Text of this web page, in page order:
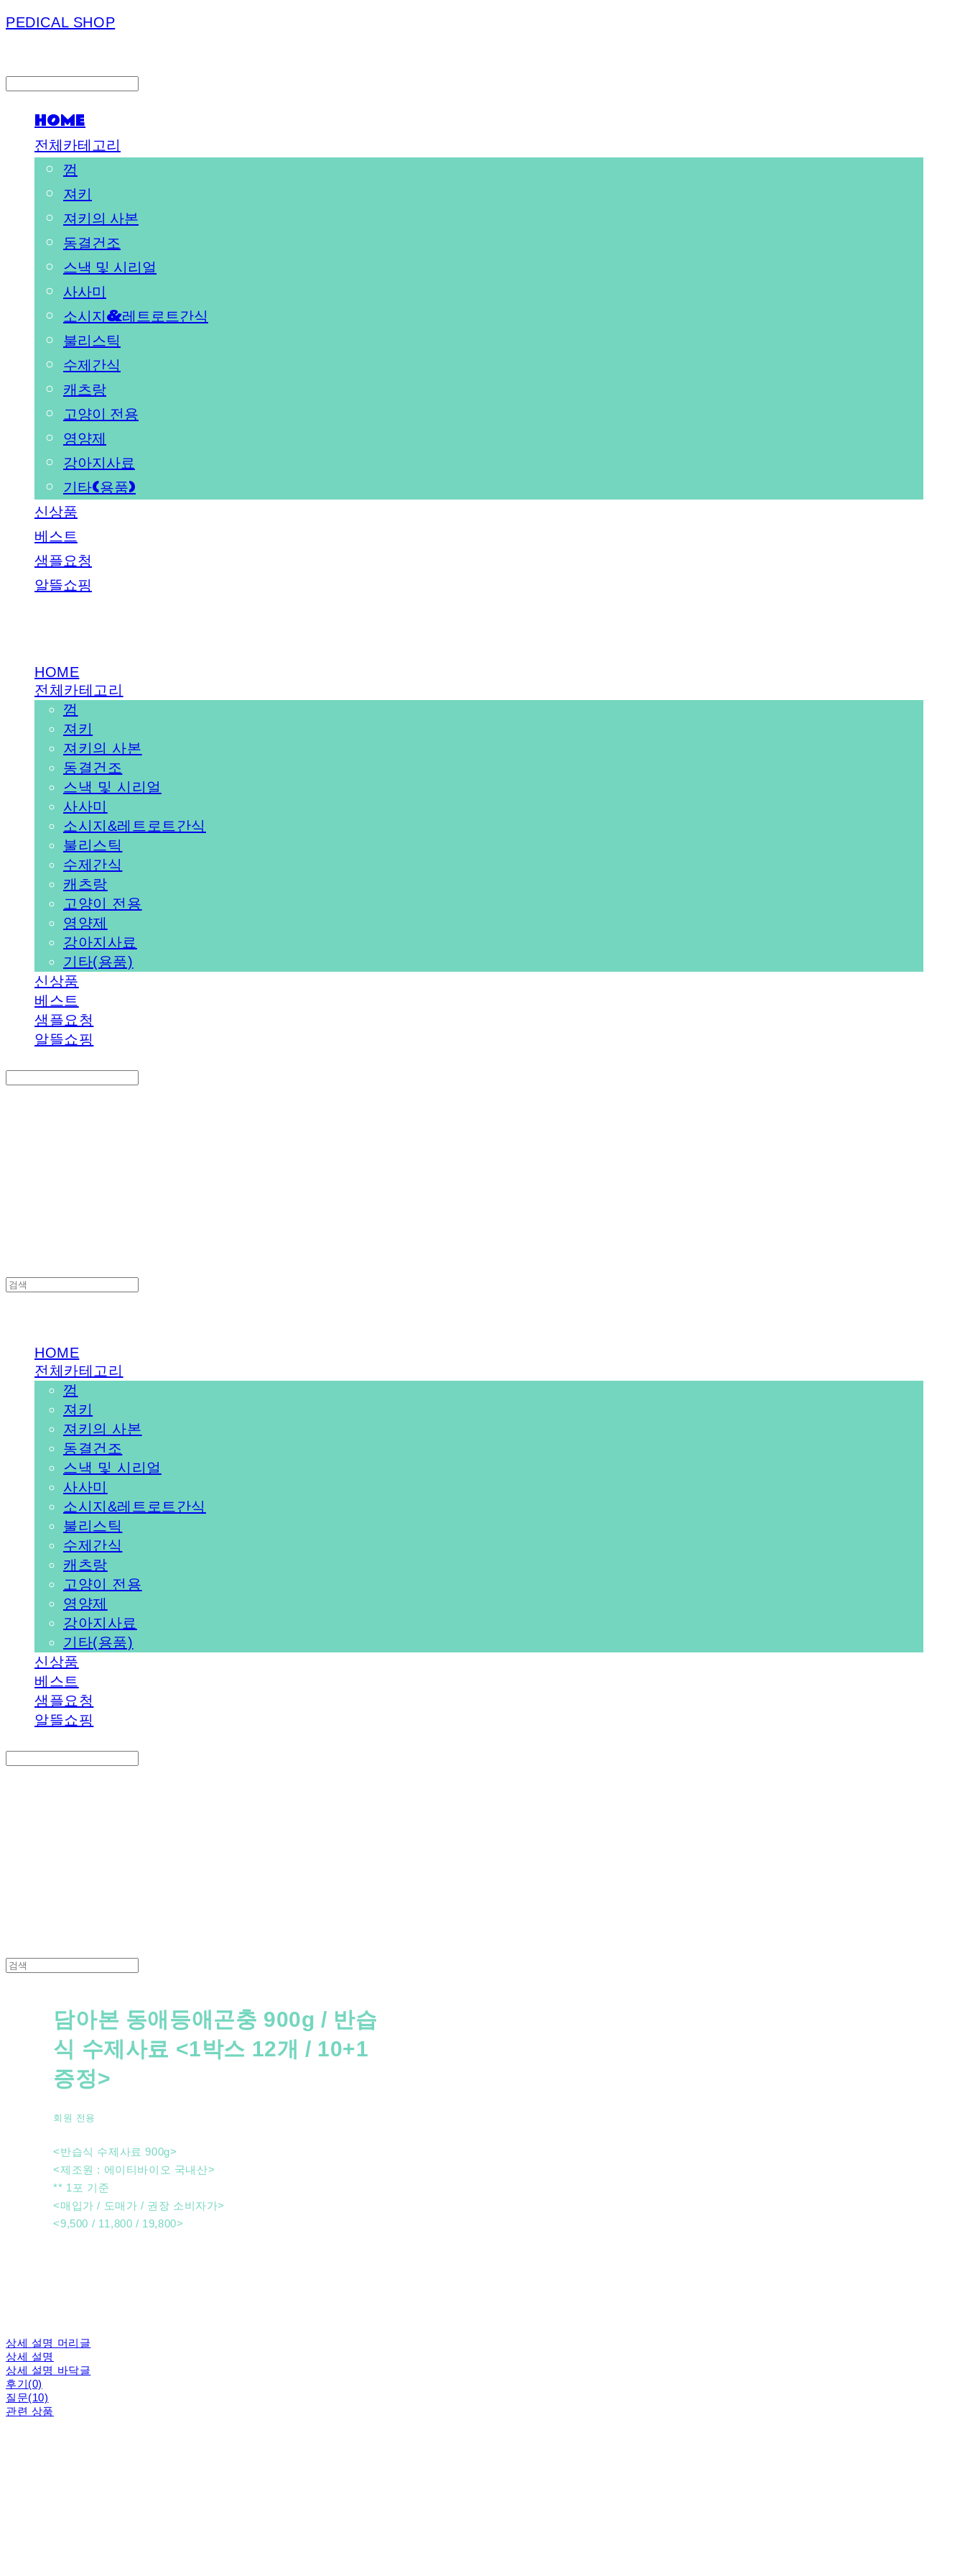
PEDICAL SHOP
HOME
전체카테고리
껌
져키
져키의 사본
동결건조
스낵 및 시리얼
사사미
소시지&레트로트간식
불리스틱
수제간식
캐츠랑
고양이 전용
영양제
강아지사료
기타(용품)
신상품
베스트
샘플요청
알뜰쇼핑
HOME
전체카테고리
껌
져키
져키의 사본
동결건조
스낵 및 시리얼
사사미
소시지&레트로트간식
불리스틱
수제간식
캐츠랑
고양이 전용
영양제
강아지사료
기타(용품)
신상품
베스트
샘플요청
알뜰쇼핑
HOME
전체카테고리
껌
져키
져키의 사본
동결건조
스낵 및 시리얼
사사미
소시지&레트로트간식
불리스틱
수제간식
캐츠랑
고양이 전용
영양제
강아지사료
기타(용품)
신상품
베스트
샘플요청
알뜰쇼핑
담아본 동애등애곤충 900g / 반습
식 수제사료 <1박스 12개 / 10+1
증정>
회원 전용
<반습식 수제사료 900g>
<제조원 : 에이티바이오 국내산>
** 1포 기준
<매입가 / 도매가 / 권장 소비자가>
<9,500 / 11,800 / 19,800>
상세 설명 머리글
상세 설명
상세 설명 바닥글
후기(0)
질문(10)
관련 상품